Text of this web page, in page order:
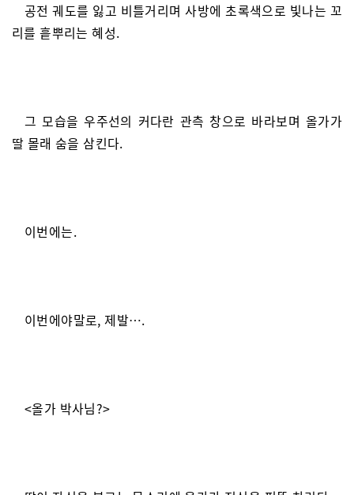
공전 궤도를 잃고 비틀거리며 사방에 초록색으로 빛나는 꼬
리를 흩뿌리는 혜성.
그 모습을 우주선의 커다란 관측 창으로 바라보며 올가가
딸 몰래 숨을 삼킨다.
이번에는.
이번에야말로, 제발….
<올가 박사님?>